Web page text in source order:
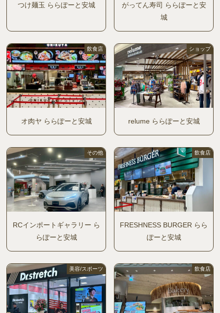
つけ麺玉 ららぽーと安城
がってん寿司 ららぽーと安
城
飲食店
オ肉ヤ ららぽーと安城
ショップ
relume ららぽーと安城
その他
RCインポートギャラリー ら
らぽーと安城
飲食店
FRESHNESS BURGER らら
ぽーと安城
美容/スポーツ 飲食店